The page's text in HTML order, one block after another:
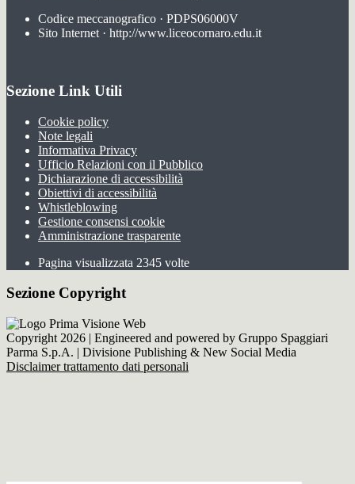
Codice meccanografico · PDPS06000V
Sito Internet · http://www.liceocornaro.edu.it
Sezione Link Utili
Cookie policy
Note legali
Informativa Privacy
Ufficio Relazioni con il Pubblico
Dichiarazione di accessibilità
Obiettivi di accessibilità
Whistleblowing
Gestione consensi cookie
Amministrazione trasparente
Pagina visualizzata 2345 volte
Sezione Copyright
Copyright 2026 | Engineered and powered by Gruppo Spaggiari
Parma S.p.A. | Divisione Publishing & New Social Media
Disclaimer trattamento dati personali